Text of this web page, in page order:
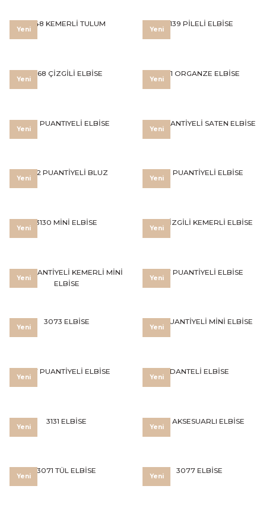
Yeni
3148 KEMERLİ TULUM
Yeni
3139 PİLELİ ELBİSE
Yeni
3168 ÇİZGİLİ ELBİSE
Yeni
3161 ORGANZE ELBİSE
Yeni
3159 PUANTIYELİ ELBİSE
Yeni
3158 PUANTİYELİ SATEN ELBİSE
Yeni
3142 PUANTİYELİ BLUZ
Yeni
3138 PUANTİYELİ ELBİSE
Yeni
3130 MİNİ ELBİSE
Yeni
3167 ÇİZGİLİ KEMERLİ ELBİSE
Yeni
3166 PUANTİYELİ KEMERLİ MİNİ
ELBİSE
Yeni
3147 PUANTİYELİ ELBİSE
Yeni
3073 ELBİSE
Yeni
3146 PUANTİYELİ MİNİ ELBİSE
Yeni
3157 PUANTİYELİ ELBİSE
Yeni
DANTELİ ELBİSE
Yeni
3131 ELBİSE
Yeni
3128 AKSESUARLI ELBİSE
Yeni
3071 TÜL ELBİSE
Yeni
3077 ELBİSE